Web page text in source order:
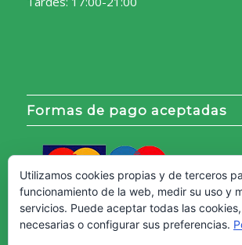
Formas de pago aceptadas
Utilizamos cookies propias y de terceros
funcionamiento de la web, medir su uso y
servicios. Puede aceptar todas las
necesarias o configurar sus preferencias.